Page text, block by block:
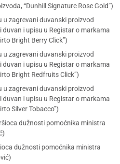
“Dunhill Signature Rose Gold”)
u zagrevani duvanski proizvod
i upisu u Registar o markama
Bright Berry Click”)
u zagrevani duvanski proizvod
i upisu u Registar o markama
Bright Redfruits Click”)
u zagrevani duvanski proizvod
i upisu u Registar o markama
Silver Tobacco”)
dužnosti pomoćnika ministra
dužnosti pomoćnika ministra